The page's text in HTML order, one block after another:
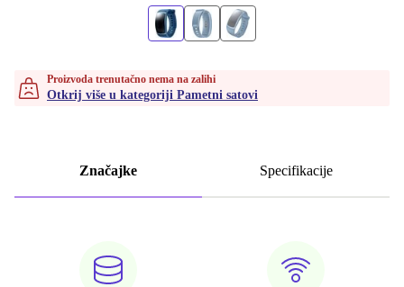
Proizvoda trenutačno nema na zalihi
Otkrij više u kategoriji Pametni satovi
Značajke Specifikacije